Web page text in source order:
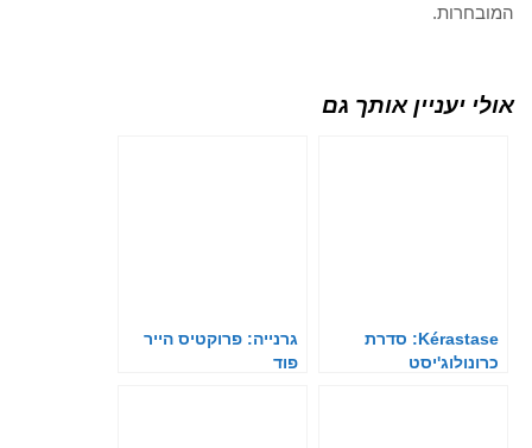
המובחרות.
אולי יעניין אותך גם
Kérastase: סדרת
כרונולוג'יסט
גרנייה: פרוקטיס הייר
פוד